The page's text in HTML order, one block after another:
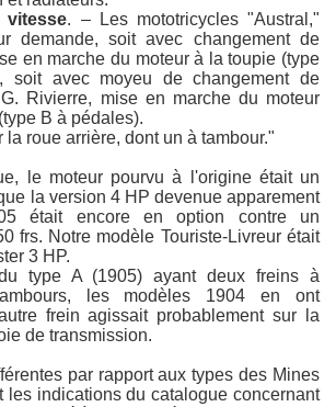
vitesse. – Les mototricycles "Austral,"
demande, soit avec changement de
en marche du moteur à la toupie (type
soit avec moyeu de changement de
Rivierre, mise en marche du moteur
B à pédales).
la roue arrière, dont un à tambour."
le moteur pourvu à l'origine était un
la version 4 HP devenue apparement
était encore en option contre un
frs. Notre modèle Touriste-Livreur était
3 HP.
type A (1905) ayant deux freins à
les modèles 1904 en ont
frein agissait probablement sur la
de transmission.
par rapport aux types des Mines
les indications du catalogue concernant